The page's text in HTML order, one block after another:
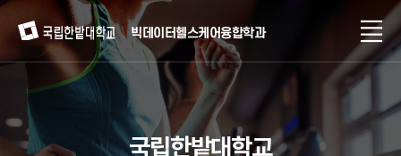
빅데이터헬스케어융합학과
국립한밭대학교